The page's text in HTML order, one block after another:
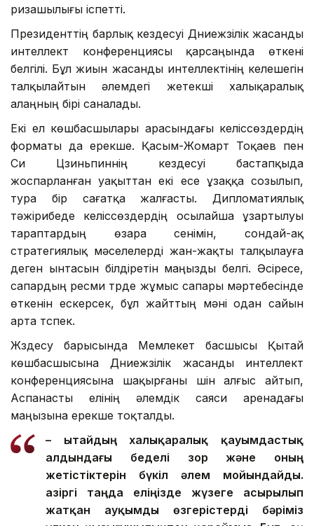
ризашылығы іспетті.
Президенттің барлық кездесуі Дүниежүзілік жасанды
интеллект конференциясы қарсаңында өткені
белгілі. Бұл жиын жасанды интеллектінің келешегін
талқылайтын әлемдегі жетекші халықаралық
алаңның бірі саналады.
Екі ел көшбасшылары арасындағы келіссөздердің
форматы да ерекше. Қасым-Жомарт Тоқаев пен
Си Цзиньпиннің кездесуі бастапқыда
жоспарланған уақыттан екі есе ұзаққа созылып,
тура бір сағатқа жалғасты. Дипломатиялық
тәжірибеде келіссөздердің осылайша ұзартылуы
тараптардың өзара сенімін, сондай-ақ
стратегиялық мәселелерді жан-жақты талқылауға
деген ынтасын білдіретін маңызды белгі. Әсіресе,
сапардың ресми түрде жұмыс сапары мәртебесінде
өткенін ескерсек, бұл жайттың мәні одан сайын
арта түспек.
Жүздесу барысында Мемлекет басшысы Қытай
көшбасшысына Дүниежүзілік жасанды интеллект
конференциясына шақырғаны үшін алғыс айтып,
Аспанасты елінің әлемдік саяси аренадағы
маңызына ерекше тоқталды.
– Қытайдың халықаралық қауымдастық
алдындағы беделі зор және оның
жетістіктерін бүкіл әлем мойындайды.
Қазіргі таңда еліңізде жүзеге асырылып
жатқан ауқымды өзгерістерді бәріміз